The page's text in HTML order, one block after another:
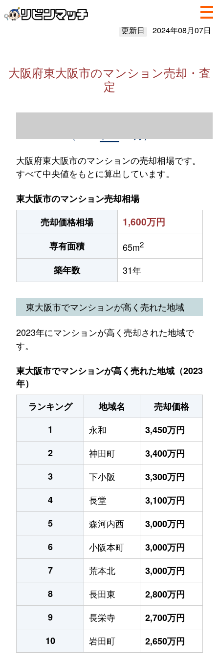
更新日 2024年08月07日
大阪府東大阪市のマンション売却・査
定
大阪府東大阪市のマンションの売却相場です。
すべて中央値をもとに算出しています。
東大阪市のマンション売却相場
売却価格相場
1,600万円
専有面積 65m2
築年数 31年
東大阪市でマンションが高く売れた地域
2023年にマンションが高く売却された地域で
す。
東大阪市でマンションが高く売れた地域（2023
年）
ランキング
地域名
売却価格
1
永和
3,450万円
2
神田町
3,400万円
3
下小阪
3,300万円
4
長堂
3,100万円
5
森河内西
3,000万円
6
小阪本町
3,000万円
7
荒本北
3,000万円
8
長田東
2,800万円
9
長栄寺
2,700万円
10
岩田町 2,650万円